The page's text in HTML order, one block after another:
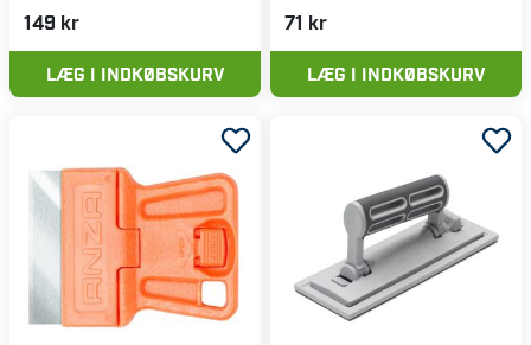
149 kr
LÆG I INDKØBSKURV
71 kr
LÆG I INDKØBSKURV